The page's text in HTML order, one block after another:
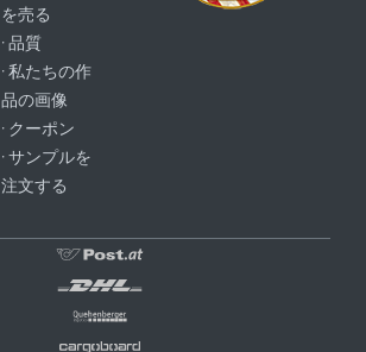
を売る
· 品質
· 私たちの作
品の画像
· クーポン
· サンプルを
注文する